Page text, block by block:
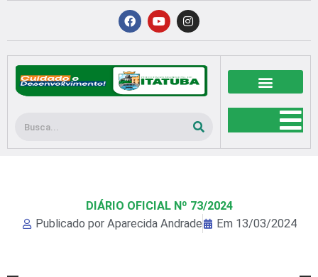
conteúdo
F
a
c
b
o
o
k
Y
o
u
u
b
e
I
n
s
a
g
r
a
Pesquisar
DIÁRIO OFICIAL Nº 73/2024
Publicado por Aparecida Andrade Em 13/03/2024